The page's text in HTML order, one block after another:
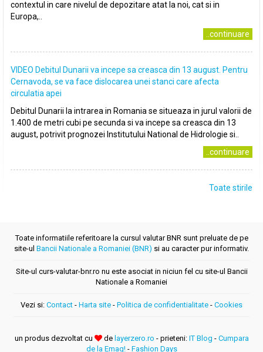
contextul in care nivelul de depozitare atat la noi, cat si in
Europa,..
..continuare
VIDEO Debitul Dunarii va incepe sa creasca din 13 august. Pentru
Cernavoda, se va face dislocarea unei stanci care afecta
circulatia apei
Debitul Dunarii la intrarea in Romania se situeaza in jurul valorii de
1.400 de metri cubi pe secunda si va incepe sa creasca din 13
august, potrivit prognozei Institutului National de Hidrologie si..
..continuare
Toate stirile
Toate informatiile referitoare la cursul valutar BNR sunt preluate de pe
site-ul Bancii Nationale a Romaniei (BNR) si au caracter pur informativ.
Site-ul curs-valutar-bnr.ro nu este asociat in niciun fel cu site-ul Bancii
Nationale a Romaniei
Vezi si: Contact - Harta site - Politica de confidentialitate - Cookies
un produs dezvoltat cu de layerzero.ro - prieteni: IT Blog - Cumpara
de la Emag!- Fashion Days